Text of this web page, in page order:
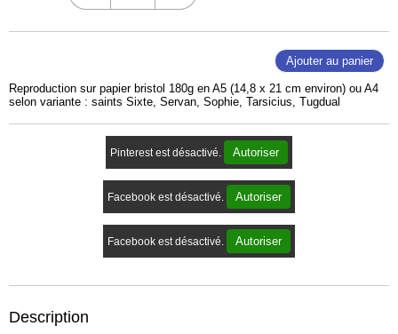
Ajouter au panier
Reproduction sur papier bristol 180g en A5 (14,8 x 21 cm environ) ou A4
selon variante : saints Sixte, Servan, Sophie, Tarsicius, Tugdual
Pinterest est désactivé. Autoriser
Facebook est désactivé. Autoriser
Facebook est désactivé. Autoriser
Description